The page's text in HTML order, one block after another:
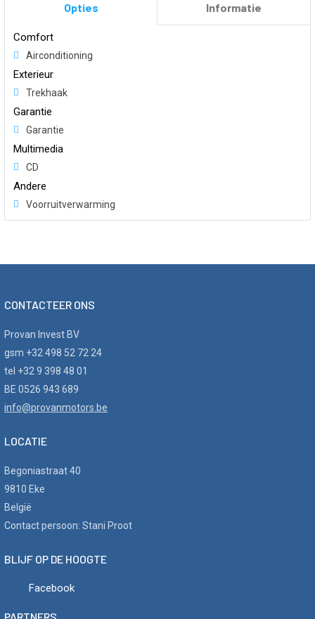
Opties Informatie
Comfort
Airconditioning
Exterieur
Trekhaak
Garantie
Garantie
Multimedia
CD
Andere
Voorruitverwarming
CONTACTEER ONS
Provan Invest BV
gsm +32 498 52 72 24
tel +32 9 398 48 01
BE 0526 943 689
info@provanmotors.be
LOCATIE
Begoniastraat 40
9810 Eke
België
Contact persoon: Stani Proot
BLIJF OP DE HOOGTE
Facebook